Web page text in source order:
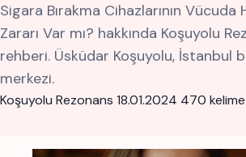
Sigara Bırakma Cihazlarının Vücuda
Zararı Var mı? hakkında Koşuyolu
rehberi. Üsküdar Koşuyolu, İstanbul
merkezi.
Koşuyolu Rezonans 18.01.2024 470 kelime